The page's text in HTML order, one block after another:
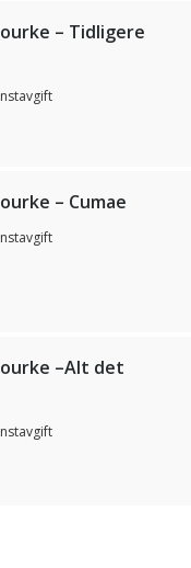
– Tidligere
– Cumae
–Alt det